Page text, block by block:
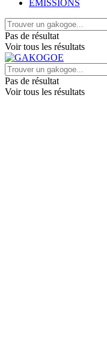
EMISSIONS
Pas de résultat
Voir tous les résultats
Pas de résultat
Voir tous les résultats